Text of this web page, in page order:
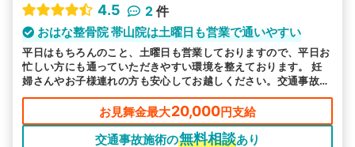
4.5
2 件
おはな整骨院 帯山院は土曜日も営業で通いやすい
平日はもちろんのこと、土曜日も営業しておりますので、平日お
忙しい方にも通っていただきやすい環境を整えております。 妊
婦さんやお子様連れの方も安心してお越しください。交通事故施
術は当院にお任せください。
お見舞金最大20,000円支給
交通事故施術の無料相談あり